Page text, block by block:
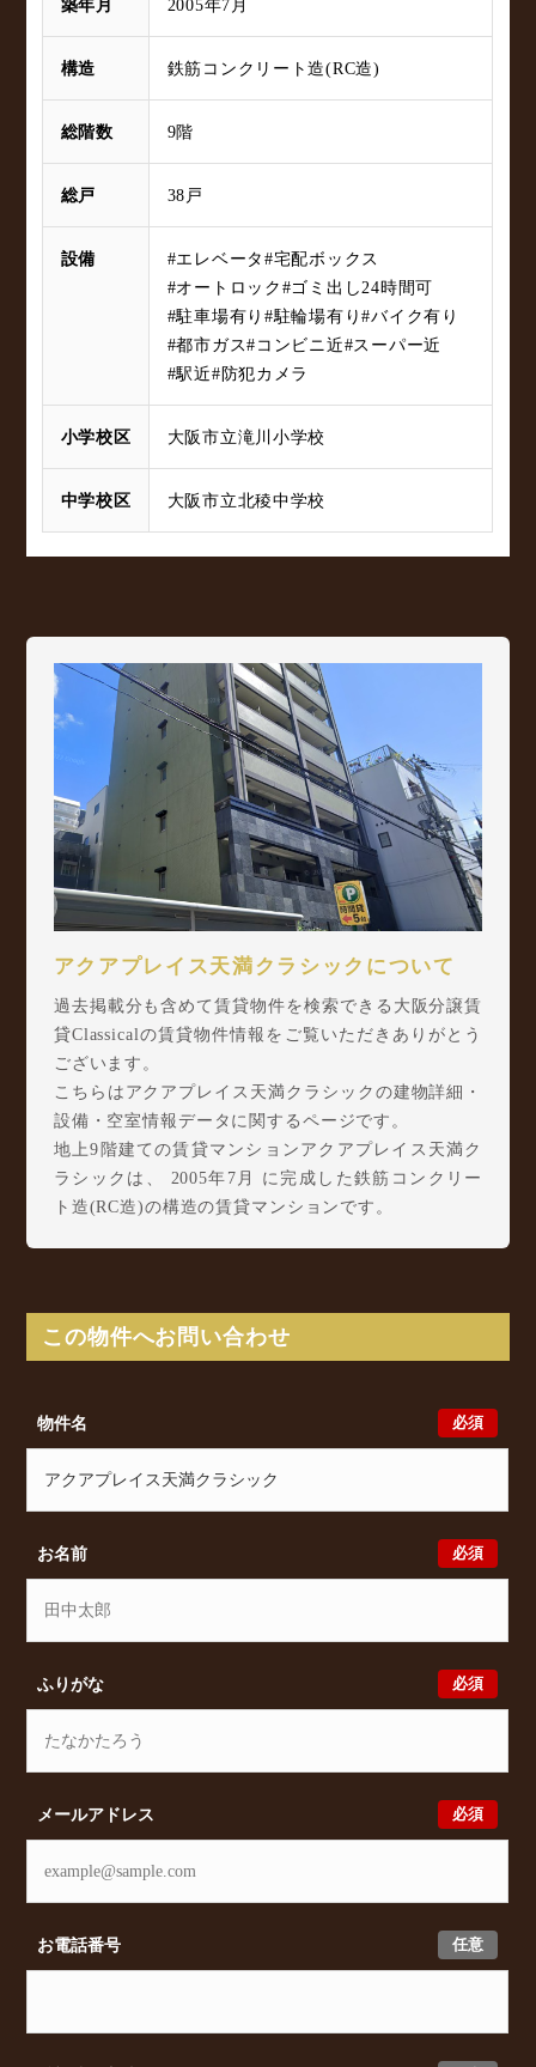
築年月 2005年7月
構造 鉄筋コンクリート造(RC造)
総階数 9階
総戸 38戸
設備 #エレベータ#宅配ボックス
#オートロック#ゴミ出し24時間可
#駐車場有り#駐輪場有り#バイク有り
#都市ガス#コンビニ近#スーパー近
#駅近#防犯カメラ
小学校区 大阪市立滝川小学校
中学校区 大阪市立北稜中学校
アクアプレイス天満クラシックについて
過去掲載分も含めて賃貸物件を検索できる大阪分譲賃
貸Classicalの賃貸物件情報をご覧いただきありがとう
ございます。
こちらはアクアプレイス天満クラシックの建物詳細・
設備・空室情報データに関するページです。
地上9階建ての賃貸マンションアクアプレイス天満ク
ラシックは、 2005年7月 に完成した鉄筋コンクリー
ト造(RC造)の構造の賃貸マンションです。
線 南森町駅 徒歩9分 からアクセスが可能となって
おります。
確認をはじめ、天満3丁目5-13周辺エリアで賃貸物
件・マンションをお探しでしたら、ぜひ大阪分譲賃貸
譲賃貸Classicalでは、お問い合わせ以外にも来店予約
望の条件をいただきましたら、プロの目線からおすす
めの賃貸物件をご提案いたします。
この物件へお問い合わせ
必須
物件名
必須
お名前
必須
ふりがな
必須
メールアドレス
任意
お電話番号